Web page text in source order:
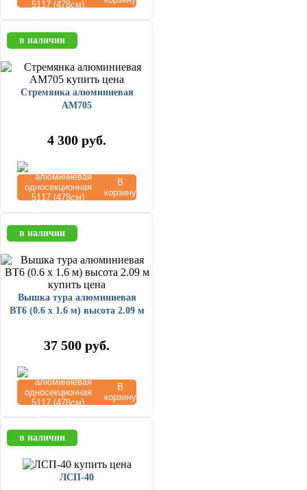
в наличии
Стремянка алюминиевая
AM705
4 300 руб.
В
корзину
в наличии
Вышка тура алюминиевая
ВТ6 (0.6 х 1.6 м) высота 2.09 м
37 500 руб.
В
корзину
в наличии
ЛСП-40